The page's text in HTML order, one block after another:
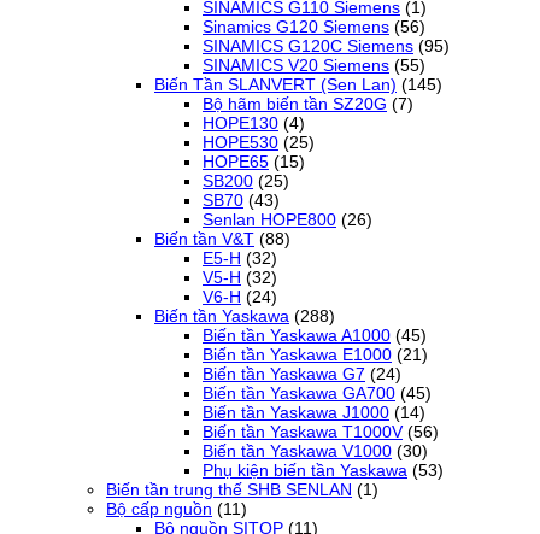
SINAMICS G110 Siemens (1)
Sinamics G120 Siemens (56)
SINAMICS G120C Siemens (95)
SINAMICS V20 Siemens (55)
Biến Tần SLANVERT (Sen Lan) (145)
Bộ hãm biến tần SZ20G (7)
HOPE130 (4)
HOPE530 (25)
HOPE65 (15)
SB200 (25)
SB70 (43)
Senlan HOPE800 (26)
Biến tần V&T (88)
E5-H (32)
V5-H (32)
V6-H (24)
Biến tần Yaskawa (288)
Biến tần Yaskawa A1000 (45)
Biến tần Yaskawa E1000 (21)
Biến tần Yaskawa G7 (24)
Biến tần Yaskawa GA700 (45)
Biến tần Yaskawa J1000 (14)
Biến tần Yaskawa T1000V (56)
Biến tần Yaskawa V1000 (30)
Phụ kiện biến tần Yaskawa (53)
Biến tần trung thế SHB SENLAN (1)
Bộ cấp nguồn (11)
Bộ nguồn SITOP (11)